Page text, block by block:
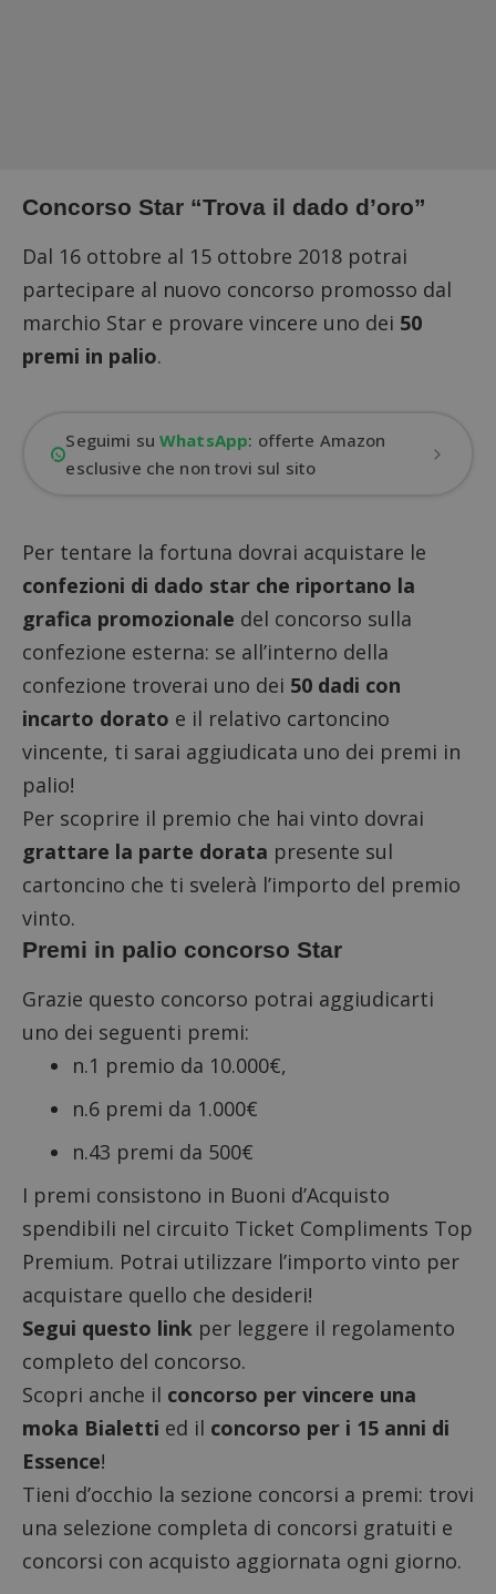
Concorso Star “Trova il dado d’oro”
Dal 16 ottobre al 15 ottobre 2018 potrai
partecipare al nuovo concorso promosso dal
marchio Star e provare vincere uno dei 50
premi in palio.
Seguimi suWhatsApp: offerte Amazon
esclusive che non trovi sul sito
Per tentare la fortuna dovrai acquistare le
confezioni di dado star che riportano la
grafica promozionale del concorso sulla
confezione esterna: se all’interno della
confezione troverai uno dei 50 dadi con
incarto dorato e il relativo cartoncino
vincente, ti sarai aggiudicata uno dei premi in
palio!
Per scoprire il premio che hai vinto dovrai
grattare la parte dorata presente sul
cartoncino che ti svelerà l’importo del premio
vinto.
Premi in palio concorso Star
Grazie questo concorso potrai aggiudicarti
uno dei seguenti premi:
n.1 premio da 10.000€,
n.6 premi da 1.000€
n.43 premi da 500€
I premi consistono in Buoni d’Acquisto
spendibili nel circuito Ticket Compliments Top
Premium. Potrai utilizzare l’importo vinto per
acquistare quello che desideri!
Segui questo link per leggere il regolamento
completo del concorso.
Scopri anche il concorso per vincere una
moka Bialetti ed il concorso per i 15 anni di
Essence!
Tieni d’occhio la sezione concorsi a premi: trovi
una selezione completa di concorsi gratuiti e
concorsi con acquisto aggiornata ogni giorno.